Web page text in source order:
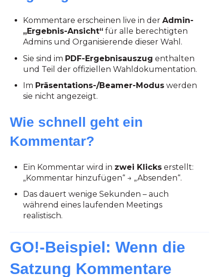
Kommentare erscheinen live in derAdmin-
„Ergebnis-Ansicht“ für alle berechtigten
Admins und Organisierende dieser Wahl.
Sie sind im PDF-Ergebnisauszug enthalten
und Teil der offiziellen Wahldokumentation.
Im Präsentations-/Beamer-Modus werden
sie nicht angezeigt.
Wie schnell geht ein
Kommentar?
Ein Kommentar wird in zwei Klicks erstellt:
„Kommentar hinzufügen“ → „Absenden“.
Das dauert wenige Sekunden – auch
während eines laufenden Meetings
realistisch.
GO!-Beispiel: Wenn die
Satzung Kommentare